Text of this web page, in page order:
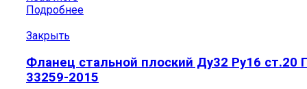
Подробнее
Закрыть
Фланец стальной плоский Ду32 Ру16 ст.20
33259-2015